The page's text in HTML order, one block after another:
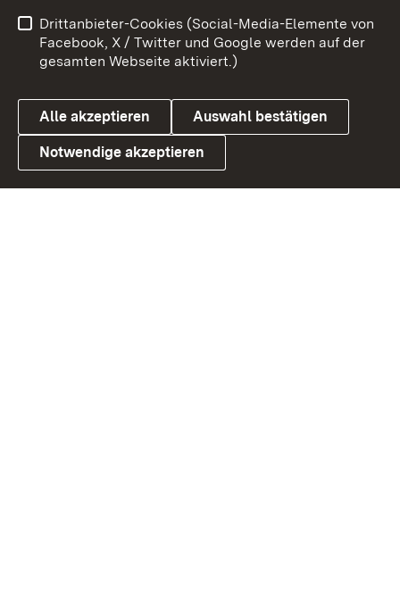
Link zum Landesportal
Benutzungshinweise
Barrierefreiheit
Datenschutz
Cookies
Drittanbieter-Cookies (Social-Media-Elemente von
Facebook, X / Twitter und Google werden auf der
gesamten Webseite aktiviert.)
Alle akzeptieren Auswahl bestätigen
Notwendige akzeptieren